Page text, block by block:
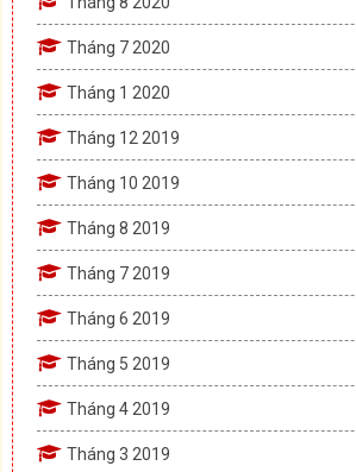
Tháng 7 2020
Tháng 1 2020
Tháng 12 2019
Tháng 10 2019
Tháng 8 2019
Tháng 7 2019
Tháng 6 2019
Tháng 5 2019
Tháng 4 2019
Tháng 3 2019